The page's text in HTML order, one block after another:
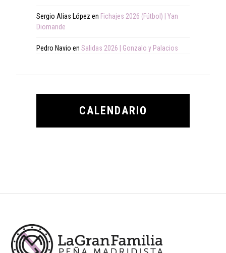
Sergio Alias López en Fichajes 2026 (Fútbol) | Yan
Diomande
Pedro Navio en Salidas 2026 | Gonzalo y Palacios
CALENDARIO